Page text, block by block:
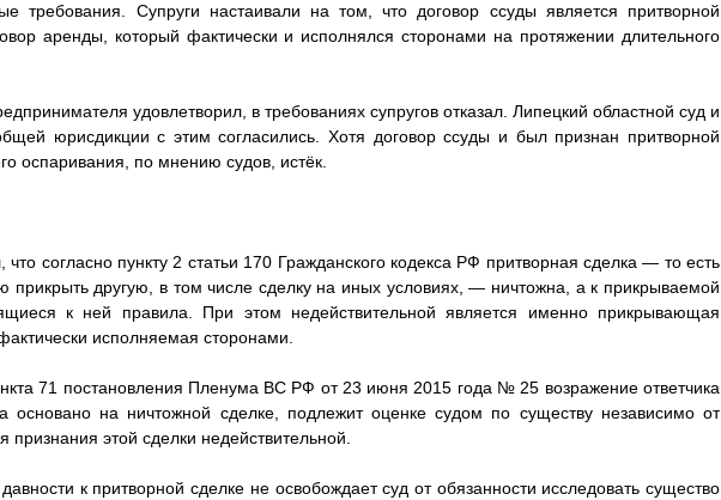
требования. Супруги настаивали на том, что договор ссуды является притворной
аренды, который фактически и исполнялся сторонами на протяжении длительного
удовлетворил, в требованиях супругов отказал. Липецкий областной суд и
юрисдикции с этим согласились. Хотя договор ссуды и был признан притворной
оспаривания, по мнению судов, истёк.
согласно пункту 2 статьи 170 Гражданского кодекса РФ притворная сделка — то есть
прикрыть другую, в том числе сделку на иных условиях, — ничтожна, а к прикрываемой
к ней правила. При этом недействительной является именно прикрывающая
исполняемая сторонами.
71 постановления Пленума ВС РФ от 23 июня 2015 года № 25 возражение ответчика
основано на ничтожной сделке, подлежит оценке судом по существу независимо от
признания этой сделки недействительной.
к притворной сделке не освобождает суд от обязанности исследовать существо